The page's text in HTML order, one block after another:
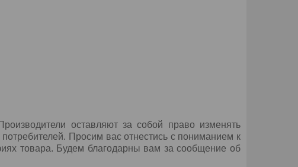
оставляют за собой право изменять
Просим вас отнестись с пониманием к
товара. Будем благодарны вам за сообщение об